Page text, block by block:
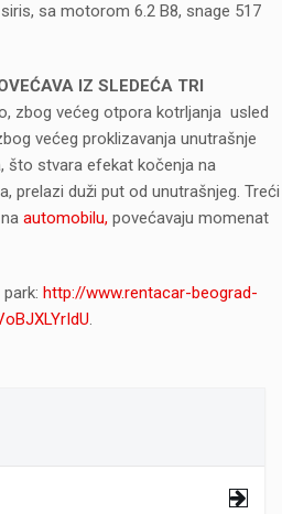
sa motorom 6.2 B8, snage 517
IZ SLEDEĆA TRI
zbog većeg otpora kotrljanja usled
većeg proklizavanja unutrašnje
što stvara efekat kočenja na
prelazi duži put od unutrašnjeg. Treći
automobilu, povećavaju momenat
http://www.rentacar-beograd-
.